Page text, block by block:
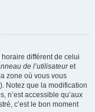
horaire différent de celui
de l’utilisateuret
zone où vous vous
Notez que la modification
n’est accessible qu’aux
c’est le bon moment